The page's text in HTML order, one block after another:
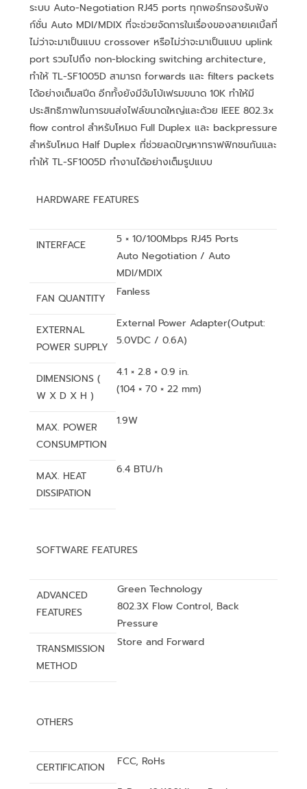
ระบบ Auto-Negotiation RJ45 ports ทุกพอร์ทรองรับฟัง
ก์ชั่น Auto MDI/MDIX ที่จะช่วยจัดการในเรื่องของสายเคเบิ้ลที่
ไม่ว่าจะมาเป็นแบบ crossover หรือไม่ว่าจะมาเป็นแบบ uplink
port รวมไปถึง non-blocking switching architecture,
ทำให้ TL-SF1005D สามารถ forwards และ filters packets
ได้อย่างเต็มสปีด อีกทั้งยังมีจัมโบ้เฟรมขนาด 10K ทำให้มี
ประสิทธิภาพในการขนส่งไฟล์ขนาดใหญ่และด้วย IEEE 802.3x
flow control สำหรับโหมด Full Duplex และ backpressure
สำหรับโหมด Half Duplex ที่ช่วยลดปัญหาทราฟฟิกชนกันและ
ทำให้ TL-SF1005D ทำงานได้อย่างเต็มรูปแบบ
HARDWARE FEATURES
INTERFACE
5 × 10/100Mbps RJ45 Ports
Auto Negotiation / Auto
MDI/MDIX
FAN QUANTITY
Fanless
EXTERNAL
POWER SUPPLY
External Power Adapter(Output:
5.0VDC / 0.6A)
DIMENSIONS (
W X D X H )
4.1 × 2.8 × 0.9 in.
(104 × 70 × 22 mm)
MAX. POWER
CONSUMPTION
1.9W
MAX. HEAT
DISSIPATION
6.4 BTU/h
SOFTWARE FEATURES
ADVANCED
FEATURES
Green Technology
802.3X Flow Control, Back
Pressure
TRANSMISSION
METHOD
Store and Forward
OTHERS
CERTIFICATION FCC, RoHs